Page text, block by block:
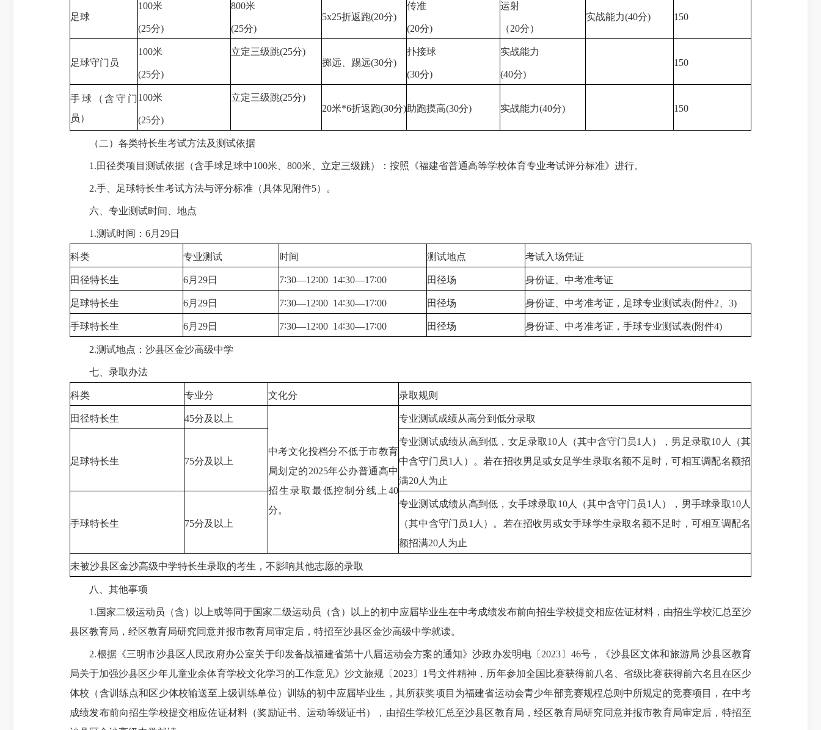
足球
100米
(25分)
800米
(25分)
5x25折返跑(20分)
传准
(20分)
运射
（20分）
实战能力(40分) 150
足球守门员
100米
(25分)
立定三级跳(25分)
掷远、踢远(30分)
扑接球
(30分)
实战能力
(40分)
150
手球（含守门
员）
100米
(25分)
立定三级跳(25分)
20米*6折返跑(30分)助跑摸高(30分) 实战能力(40分) 150
（二）各类特长生考试方法及测试依据
1.田径类项目测试依据（含手球足球中100米、800米、立定三级跳）：按照《福建省普通高等学校体育专业考试评分标准》进行。
2.手、足球特长生考试方法与评分标准（具体见附件5）。
六、专业测试时间、地点
1.测试时间：6月29日
科类 专业测试 时间 测试地点 考试入场凭证
田径特长生 6月29日 7∶30—12∶00 14∶30—17∶00 田径场 身份证、中考准考证
足球特长生 6月29日 7∶30—12∶00 14∶30—17∶00 田径场 身份证、中考准考证，足球专业测试表(附件2、3)
手球特长生 6月29日 7∶30—12∶00 14∶30—17∶00 田径场 身份证、中考准考证，手球专业测试表(附件4)
2.测试地点：沙县区金沙高级中学
七、录取办法
科类 专业分 文化分 录取规则
田径特长生 45分及以上
中考文化投档分不低于市教育
局划定的2025年公办普通高中
招生录取最低控制分线上40
分。
专业测试成绩从高分到低分录取
足球特长生 75分及以上
专业测试成绩从高到低，女足录取10人（其中含守门员1人），男足录取10人（其
中含守门员1人）。若在招收男足或女足学生录取名额不足时，可相互调配名额招
满20人为止
手球特长生 75分及以上
专业测试成绩从高到低，女手球录取10人（其中含守门员1人），男手球录取10人
（其中含守门员1人）。若在招收男或女手球学生录取名额不足时，可相互调配名
额招满20人为止
未被沙县区金沙高级中学特长生录取的考生，不影响其他志愿的录取
八、其他事项
1.国家二级运动员（含）以上或等同于国家二级运动员（含）以上的初中应届毕业生在中考成绩发布前向招生学校提交相应佐证材料，由招生学校汇总至沙
县区教育局，经区教育局研究同意并报市教育局审定后，特招至沙县区金沙高级中学就读。
2.根据《三明市沙县区人民政府办公室关于印发备战福建省第十八届运动会方案的通知》沙政办发明电〔2023〕46号，《沙县区文体和旅游局 沙县区教育
局关于加强沙县区少年儿童业余体育学校文化学习的工作意见》沙文旅规〔2023〕1号文件精神，历年参加全国比赛获得前八名、省级比赛获得前六名且在区少
体校（含训练点和区少体校输送至上级训练单位）训练的初中应届毕业生，其所获奖项目为福建省运动会青少年部竞赛规程总则中所规定的竞赛项目，在中考
成绩发布前向招生学校提交相应佐证材料（奖励证书、运动等级证书），由招生学校汇总至沙县区教育局，经区教育局研究同意并报市教育局审定后，特招至